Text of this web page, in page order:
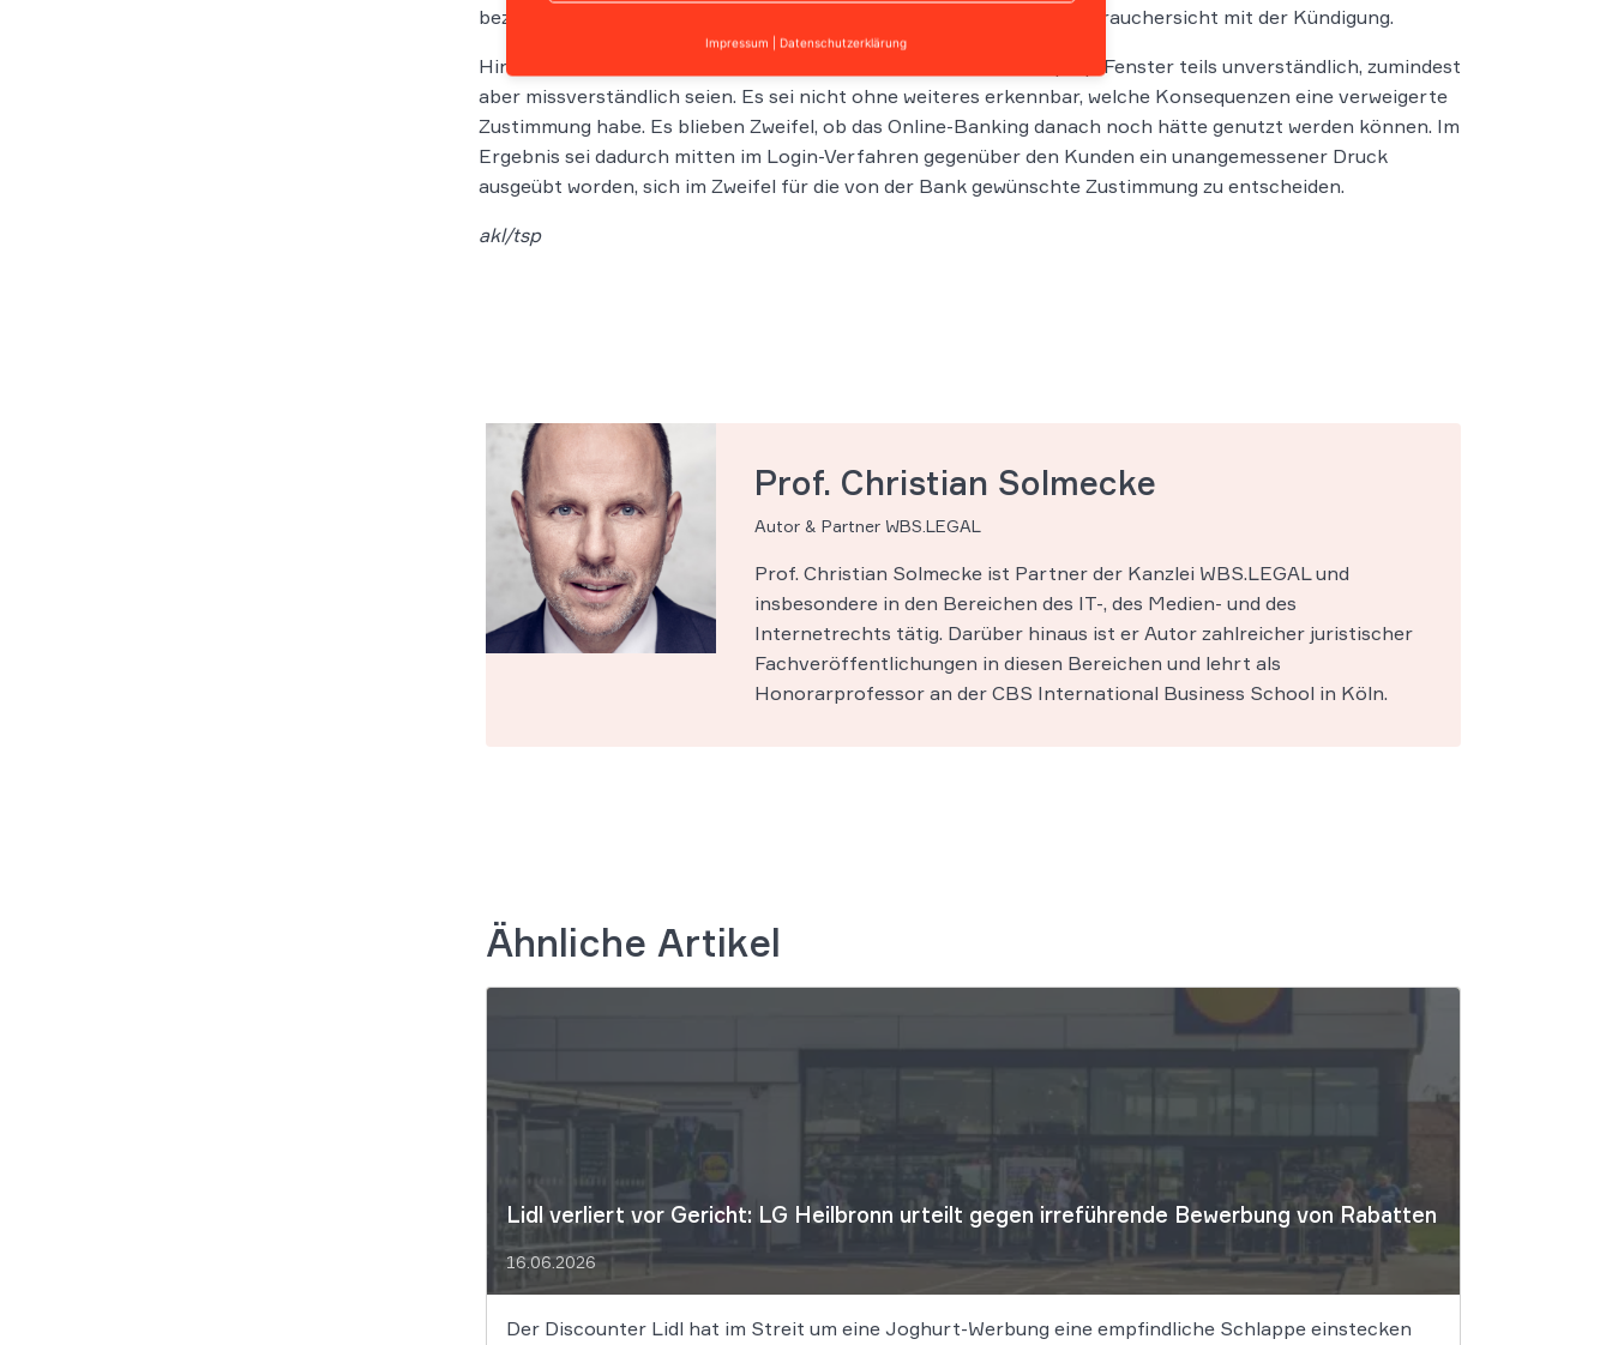
bezeichnet. Für den Fall einer Verweigerung drohe die Bank aus Verbrauchersicht mit der Kündigung.
Hinzu komme laut LG Düsseldorf, dass die Informationen im Pop-up-Fenster teils unverständlich, zumindest
aber missverständlich seien. Es sei nicht ohne weiteres erkennbar, welche Konsequenzen eine verweigerte
Zustimmung habe. Es blieben Zweifel, ob das Online-Banking danach noch hätte genutzt werden können. Im
Ergebnis sei dadurch mitten im Login-Verfahren gegenüber den Kunden ein unangemessener Druck
ausgeübt worden, sich im Zweifel für die von der Bank gewünschte Zustimmung zu entscheiden.
akl/tsp
Prof. Christian Solmecke
Autor & Partner WBS.LEGAL
Prof. Christian Solmecke ist Partner der Kanzlei WBS.LEGAL und
insbesondere in den Bereichen des IT-, des Medien- und des
Internetrechts tätig. Darüber hinaus ist er Autor zahlreicher juristischer
Fachveröffentlichungen in diesen Bereichen und lehrt als
Honorarprofessor an der CBS International Business School in Köln.
Ähnliche Artikel
Lidl verliert vor Gericht: LG Heilbronn urteilt gegen irreführende Bewerbung von Rabatten
16.06.2026
Der Discounter Lidl hat im Streit um eine Joghurt-Werbung eine empfindliche Schlappe einstecken
Impressum Datenschutzerklärung